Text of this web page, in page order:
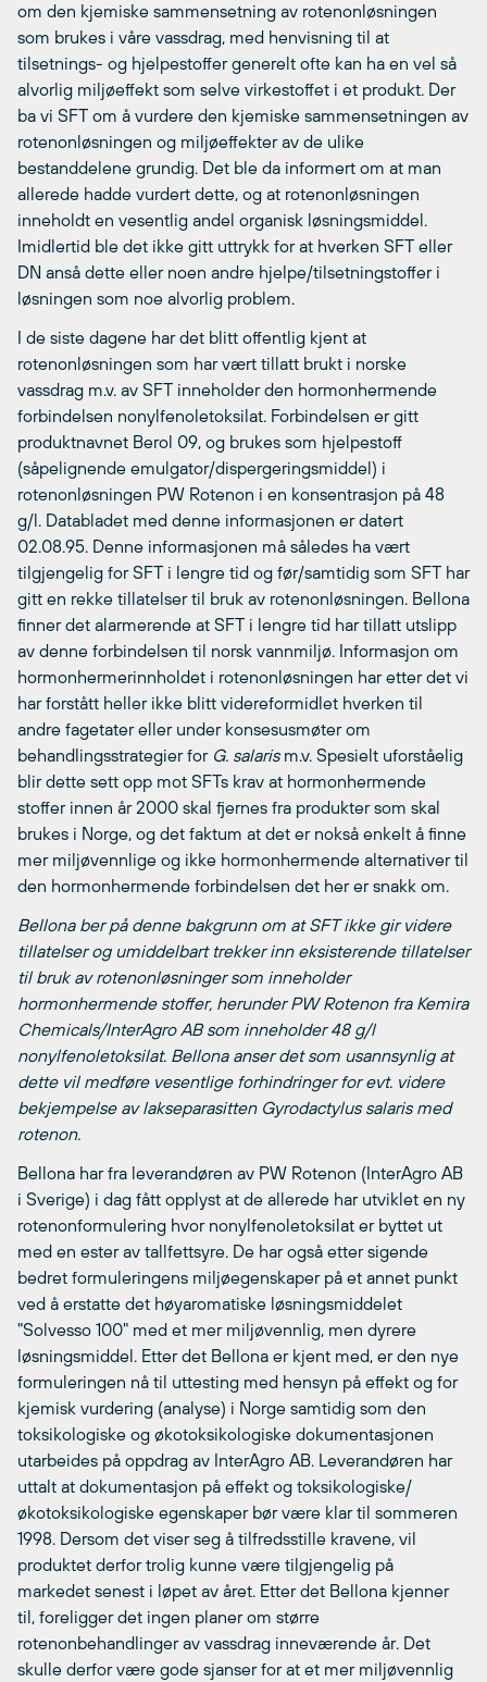
om den kjemiske sammensetning av rotenonløsningen
som brukes i våre vassdrag, med henvisning til at
tilsetnings- og hjelpestoffer generelt ofte kan ha en vel så
alvorlig miljøeffekt som selve virkestoffet i et produkt. Der
ba vi SFT om å vurdere den kjemiske sammensetningen av
rotenonløsningen og miljøeffekter av de ulike
bestanddelene grundig. Det ble da informert om at man
allerede hadde vurdert dette, og at rotenonløsningen
inneholdt en vesentlig andel organisk løsningsmiddel.
Imidlertid ble det ikke gitt uttrykk for at hverken SFT eller
DN anså dette eller noen andre hjelpe/tilsetningstoffer i
løsningen som noe alvorlig problem.
I de siste dagene har det blitt offentlig kjent at
rotenonløsningen som har vært tillatt brukt i norske
vassdrag m.v. av SFT inneholder den hormonhermende
forbindelsen nonylfenoletoksilat. Forbindelsen er gitt
produktnavnet Berol 09, og brukes som hjelpestoff
(såpelignende emulgator/dispergeringsmiddel) i
rotenonløsningen PW Rotenon i en konsentrasjon på 48
g/l. Databladet med denne informasjonen er datert
02.08.95. Denne informasjonen må således ha vært
tilgjengelig for SFT i lengre tid og før/samtidig som SFT har
gitt en rekke tillatelser til bruk av rotenonløsningen. Bellona
finner det alarmerende at SFT i lengre tid har tillatt utslipp
av denne forbindelsen til norsk vannmiljø. Informasjon om
hormonhermerinnholdet i rotenonløsningen har etter det vi
har forstått heller ikke blitt videreformidlet hverken til
andre fagetater eller under konsesusmøter om
behandlingsstrategier for G. salarism.v. Spesielt uforståelig
blir dette sett opp mot SFTs krav at hormonhermende
stoffer innen år 2000 skal fjernes fra produkter som skal
brukes i Norge, og det faktum at det er nokså enkelt å finne
mer miljøvennlige og ikke hormonhermende alternativer til
den hormonhermende forbindelsen det her er snakk om.
Bellona ber på denne bakgrunn om at SFT ikke gir videre
tillatelser og umiddelbart trekker inn eksisterende tillatelser
til bruk av rotenonløsninger som inneholder
hormonhermende stoffer, herunder PW Rotenon fra Kemira
Chemicals/InterAgro AB som inneholder 48 g/l
nonylfenoletoksilat. Bellona anser det som usannsynlig at
dette vil medføre vesentlige forhindringer for evt. videre
bekjempelse av lakseparasitten Gyrodactylus salaris med
rotenon.
Bellona har fra leverandøren av PW Rotenon (InterAgro AB
i Sverige) i dag fått opplyst at de allerede har utviklet en ny
rotenonformulering hvor nonylfenoletoksilat er byttet ut
med en ester av tallfettsyre. De har også etter sigende
bedret formuleringens miljøegenskaper på et annet punkt
ved å erstatte det høyaromatiske løsningsmiddelet
"Solvesso 100" med et mer miljøvennlig, men dyrere
løsningsmiddel. Etter det Bellona er kjent med, er den nye
formuleringen nå til uttesting med hensyn på effekt og for
kjemisk vurdering (analyse) i Norge samtidig som den
toksikologiske og økotoksikologiske dokumentasjonen
utarbeides på oppdrag av InterAgro AB. Leverandøren har
uttalt at dokumentasjon på effekt og toksikologiske/
økotoksikologiske egenskaper bør være klar til sommeren
1998. Dersom det viser seg å tilfredsstille kravene, vil
produktet derfor trolig kunne være tilgjengelig på
markedet senest i løpet av året. Etter det Bellona kjenner
til, foreligger det ingen planer om større
rotenonbehandlinger av vassdrag inneværende år. Det
skulle derfor være gode sjanser for at et mer miljøvennlig